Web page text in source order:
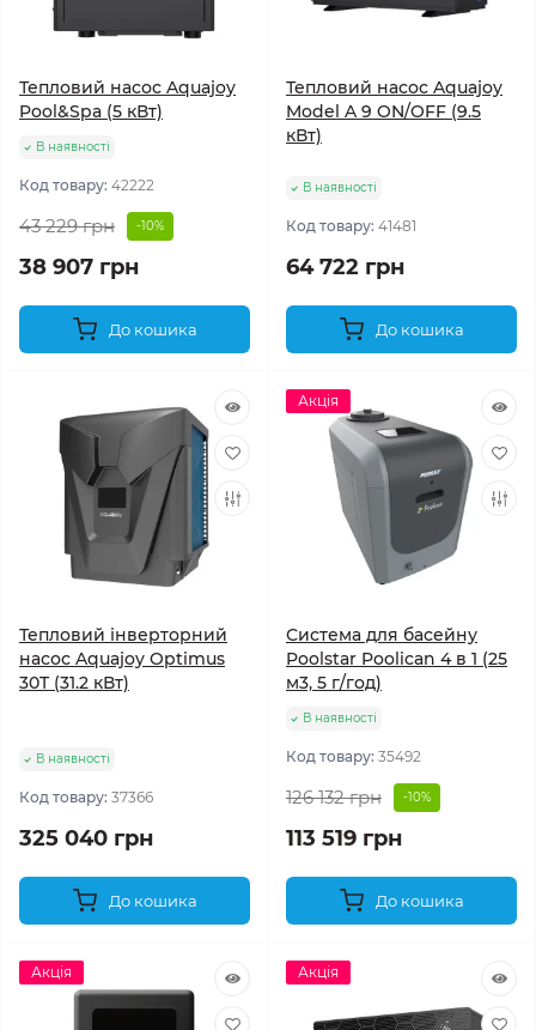
Тепловий насос Aquajoy
Pool&Spa (5 кВт)
В наявності
Код товару: 42222
43 229 грн -10%
38 907 грн
До кошика
Тепловий насос Aquajoy
Model A 9 ON/OFF (9.5
кВт)
В наявності
Код товару: 41481
64 722 грн
До кошика
Тепловий інверторний
насос Aquajoy Optimus
30T (31.2 кВт)
В наявності
Код товару: 37366
325 040 грн
До кошика
Акція
Система для басейну
Poolstar Poolican 4 в 1 (25
м3, 5 г/год)
В наявності
Код товару: 35492
126 132 грн -10%
113 519 грн
До кошика
Акція Акція